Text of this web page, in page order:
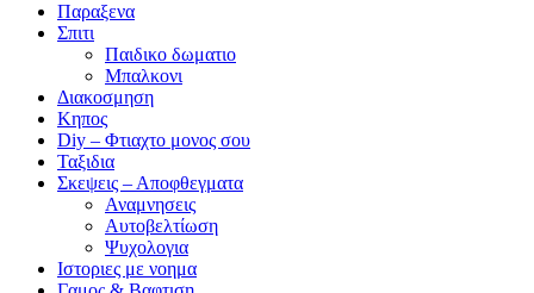
Παραξενα
Σπιτι
Παιδικο δωματιο
Μπαλκονι
Διακοσμηση
Κηπος
Diy – Φτιαχτο μονος σου
Ταξιδια
Σκεψεις – Αποφθεγματα
Αναμνησεις
Αυτοβελτίωση
Ψυχολογια
Ιστοριες με νοημα